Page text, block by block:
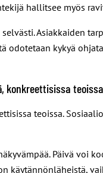
hallitsee myös
Asiakkaiden
odotetaan kykyä
konkreettisissa teoissa.
teoissa.
Päivä voi
käytännönläheistä,